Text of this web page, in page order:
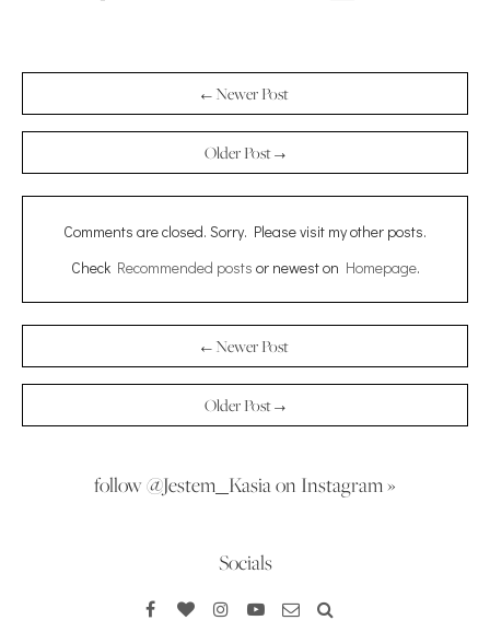
← Newer Post
Older Post →
Comments are closed. Sorry. Please visit my other posts.
Check Recommended posts or newest on Homepage.
← Newer Post
Older Post →
follow @Jestem_Kasia on Instagram »
Socials